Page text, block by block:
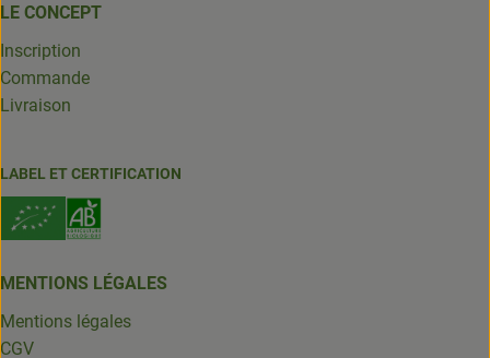
LE CONCEPT
Inscription
Commande
Livraison
LABEL ET CERTIFICATION
MENTIONS LÉGALES
Mentions légales
CGV